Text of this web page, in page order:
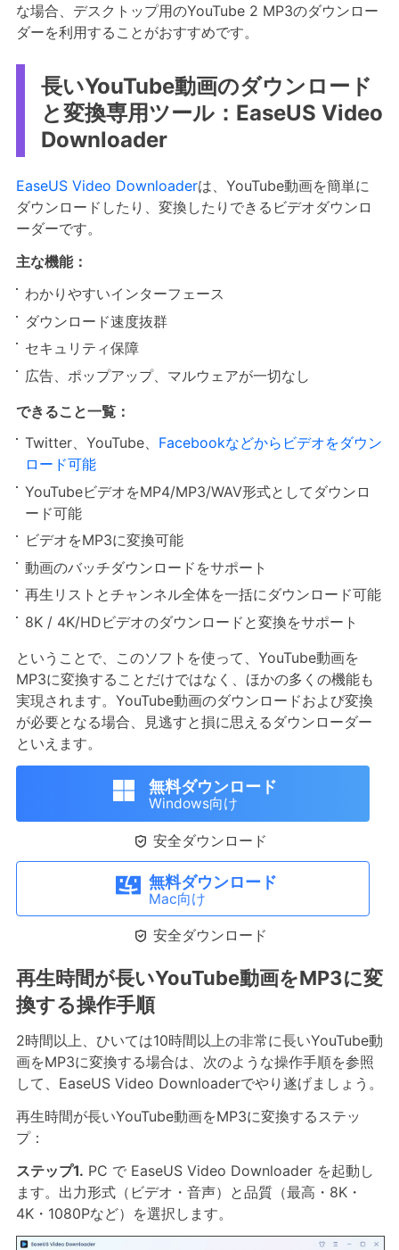
な場合、デスクトップ用のYouTube 2 MP3のダウンロー
ダーを利用することがおすすめです。
長いYouTube動画のダウンロード
と変換専用ツール：EaseUS Video
Downloader
EaseUS Video Downloaderは、YouTube動画を簡単に
ダウンロードしたり、変換したりできるビデオダウンロ
ーダーです。
主な機能：
わかりやすいインターフェース
ダウンロード速度抜群
セキュリティ保障
広告、ポップアップ、マルウェアが一切なし
できること一覧：
Twitter、YouTube、 Facebookなどからビデオをダウン
ロード可能
YouTubeビデオをMP4/MP3/WAV形式としてダウンロ
ード可能
ビデオをMP3に変換可能
動画のバッチダウンロードをサポート
再生リストとチャンネル全体を一括にダウンロード可能
8K / 4K/HDビデオのダウンロードと変換をサポート
ということで、このソフトを使って、YouTube動画を
MP3に変換することだけではなく、ほかの多くの機能も
実現されます。YouTube動画のダウンロードおよび変換
が必要となる場合、見逃すと損に思えるダウンローダー
といえます。
無料ダウンロード
Windows向け
 安全ダウンロード
無料ダウンロード
Mac向け
 安全ダウンロード
再生時間が長いYouTube動画をMP3に変
換する操作手順
2時間以上、ひいては10時間以上の非常に長いYouTube動
画をMP3に変換する場合は、次のような操作手順を参照
して、EaseUS Video Downloaderでやり遂げましょう。
再生時間が長いYouTube動画をMP3に変換するステッ
プ：
ステップ1. PC で EaseUS Video Downloader を起動し
ます。出力形式（ビデオ・音声）と品質（最高・8K・
4K・1080Pなど）を選択します。